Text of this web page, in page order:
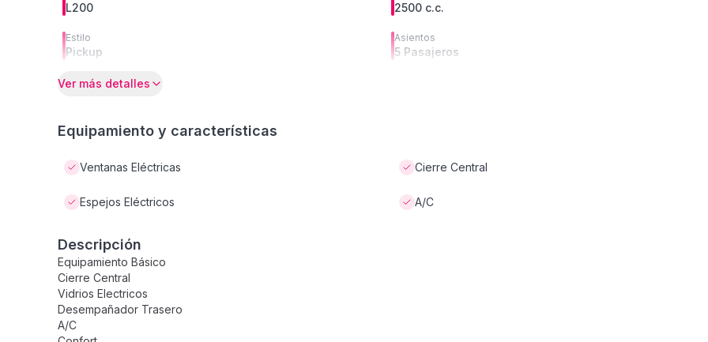
L200 2500 c.c.
Estilo
Pickup
Asientos
5 Pasajeros
Ver más detalles
Equipamiento y características
Ventanas Eléctricas Cierre Central
Espejos Eléctricos A/C
Descripción
Equipamiento Básico
Cierre Central
Vidrios Electricos
Desempañador Trasero
A/C